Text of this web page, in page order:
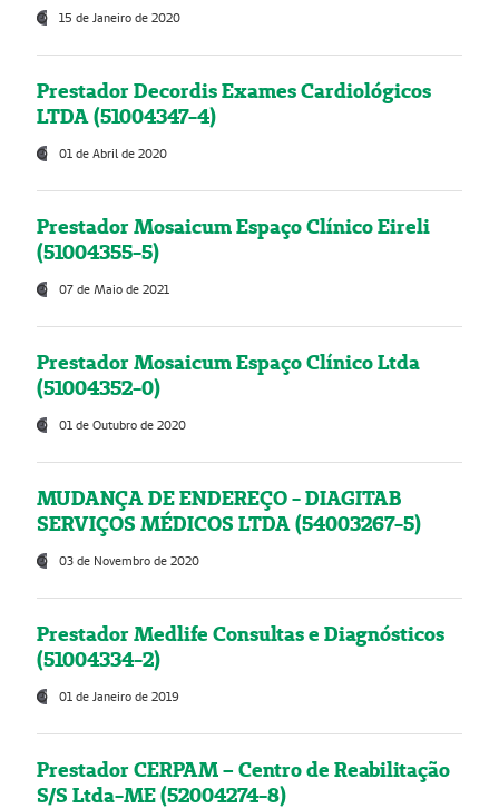
15 de Janeiro de 2020
Prestador Decordis Exames Cardiológicos
LTDA (51004347-4)
01 de Abril de 2020
Prestador Mosaicum Espaço Clínico Eireli
(51004355-5)
07 de Maio de 2021
Prestador Mosaicum Espaço Clínico Ltda
(51004352-0)
01 de Outubro de 2020
MUDANÇA DE ENDEREÇO - DIAGITAB
SERVIÇOS MÉDICOS LTDA (54003267-5)
03 de Novembro de 2020
Prestador Medlife Consultas e Diagnósticos
(51004334-2)
01 de Janeiro de 2019
Prestador CERPAM – Centro de Reabilitação
S/S Ltda-ME (52004274-8)